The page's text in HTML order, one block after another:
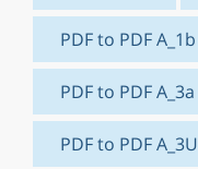
PDF to PDF A_1b
PDF to PDF A_3a
PDF to PDF A_3U